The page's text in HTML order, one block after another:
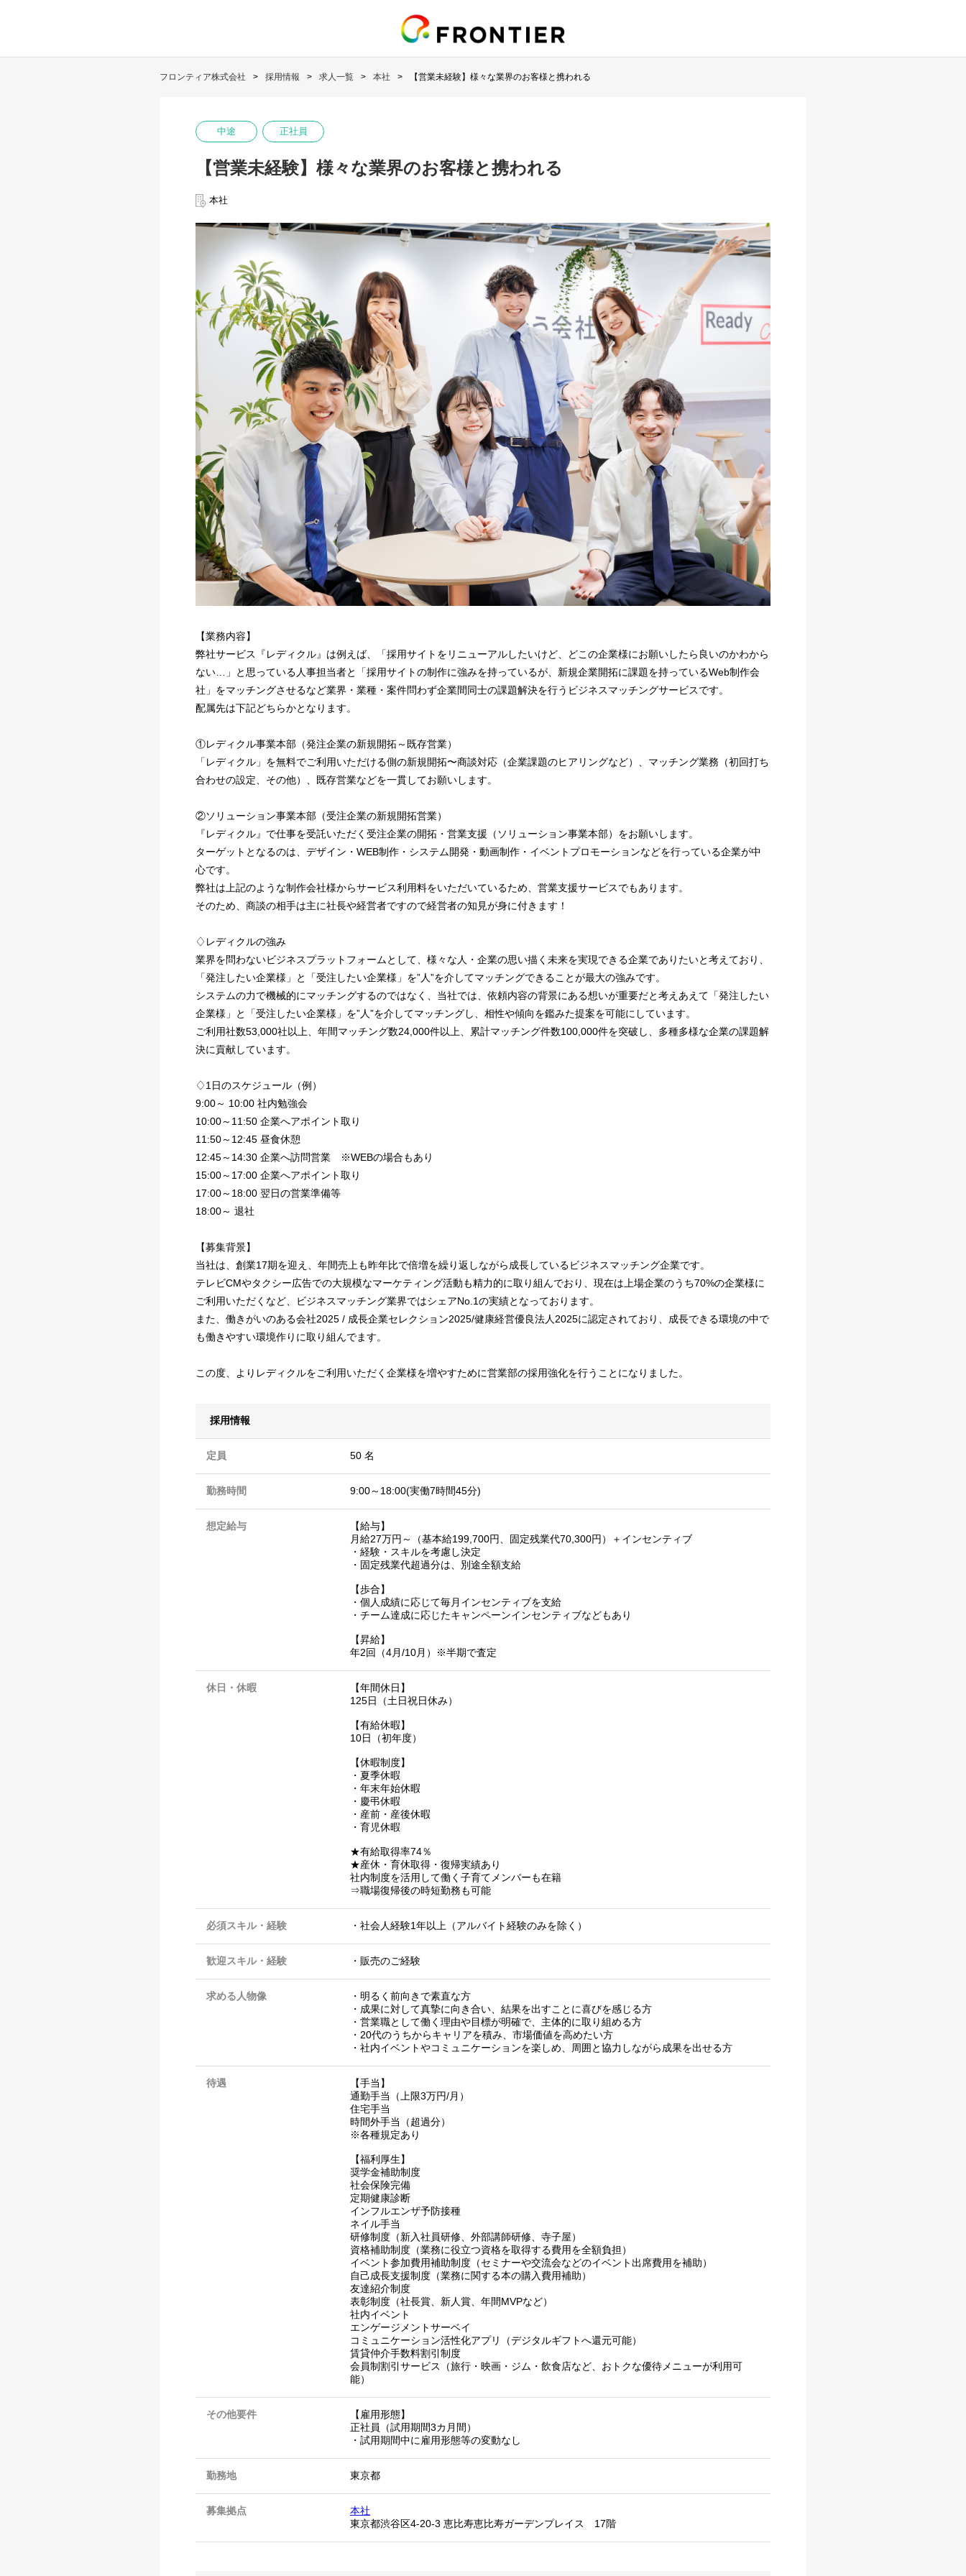
フロンティア株式会社 採用情報 求人一覧 本社 【営業未経験】様々な業界のお客様と携われる
中途 正社員
【営業未経験】様々な業界のお客様と携われる
本社
【業務内容】
弊社サービス『レディクル』は例えば、「採用サイトをリニューアルしたいけど、どこの企業様にお願いしたら良いのかわから
ない…」と思っている人事担当者と「採用サイトの制作に強みを持っているが、新規企業開拓に課題を持っているWeb制作会
社」をマッチングさせるなど業界・業種・案件問わず企業間同士の課題解決を行うビジネスマッチングサービスです。
配属先は下記どちらかとなります。
①レディクル事業本部（発注企業の新規開拓～既存営業）
「レディクル」を無料でご利用いただける側の新規開拓〜商談対応（企業課題のヒアリングなど）、マッチング業務（初回打ち
合わせの設定、その他）、既存営業などを一貫してお願いします。
②ソリューション事業本部（受注企業の新規開拓営業）
『レディクル』で仕事を受託いただく受注企業の開拓・営業支援（ソリューション事業本部）をお願いします。
ターゲットとなるのは、デザイン・WEB制作・システム開発・動画制作・イベントプロモーションなどを行っている企業が中
心です。
弊社は上記のような制作会社様からサービス利用料をいただいているため、営業支援サービスでもあります。
そのため、商談の相手は主に社長や経営者ですので経営者の知見が身に付きます！
♢レディクルの強み
業界を問わないビジネスプラットフォームとして、様々な人・企業の思い描く未来を実現できる企業でありたいと考えており、
「発注したい企業様」と「受注したい企業様」を”人”を介してマッチングできることが最大の強みです。
システムの力で機械的にマッチングするのではなく、当社では、依頼内容の背景にある想いが重要だと考えあえて「発注したい
企業様」と「受注したい企業様」を”人”を介してマッチングし、相性や傾向を鑑みた提案を可能にしています。
ご利用社数53,000社以上、年間マッチング数24,000件以上、累計マッチング件数100,000件を突破し、多種多様な企業の課題解
決に貢献しています。
♢1日のスケジュール（例）
9:00～ 10:00 社内勉強会
10:00～11:50 企業へアポイント取り
11:50～12:45 昼食休憩
12:45～14:30 企業へ訪問営業 ※WEBの場合もあり
15:00～17:00 企業へアポイント取り
17:00～18:00 翌日の営業準備等
18:00～ 退社
【募集背景】
当社は、創業17期を迎え、年間売上も昨年比で倍増を繰り返しながら成長しているビジネスマッチング企業です。
テレビCMやタクシー広告での大規模なマーケティング活動も精力的に取り組んでおり、現在は上場企業のうち70%の企業様に
ご利用いただくなど、ビジネスマッチング業界ではシェアNo.1の実績となっております。
また、働きがいのある会社2025 / 成長企業セレクション2025/健康経営優良法人2025に認定されており、成長できる環境の中で
も働きやすい環境作りに取り組んでます。
この度、よりレディクルをご利用いただく企業様を増やすために営業部の採用強化を行うことになりました。
採用情報
定員 50 名
勤務時間 9:00～18:00(実働7時間45分)
想定給与
【給与】
月給27万円～（基本給199,700円、固定残業代70,300円）＋インセンティブ
・経験・スキルを考慮し決定
・固定残業代超過分は、別途全額支給
【歩合】
・個人成績に応じて毎月インセンティブを支給
・チーム達成に応じたキャンペーンインセンティブなどもあり
【昇給】
年2回（4月/10月）※半期で査定
休日・休暇
【年間休日】
125日（土日祝日休み）
【有給休暇】
10日（初年度）
【休暇制度】
・夏季休暇
・年末年始休暇
・慶弔休暇
・産前・産後休暇
・育児休暇
★有給取得率74％
★産休・育休取得・復帰実績あり
社内制度を活用して働く子育てメンバーも在籍
⇒職場復帰後の時短勤務も可能
必須スキル・経験 ・社会人経験1年以上（アルバイト経験のみを除く）
歓迎スキル・経験 ・販売のご経験
求める人物像
・明るく前向きで素直な方
・成果に対して真摯に向き合い、結果を出すことに喜びを感じる方
・営業職として働く理由や目標が明確で、主体的に取り組める方
・20代のうちからキャリアを積み、市場価値を高めたい方
・社内イベントやコミュニケーションを楽しめ、周囲と協力しながら成果を出せる方
待遇
【手当】
通勤手当（上限3万円/月）
住宅手当
時間外手当（超過分）
※各種規定あり
【福利厚生】
奨学金補助制度
社会保険完備
定期健康診断
インフルエンザ予防接種
ネイル手当
研修制度（新入社員研修、外部講師研修、寺子屋）
資格補助制度（業務に役立つ資格を取得する費用を全額負担）
イベント参加費用補助制度（セミナーや交流会などのイベント出席費用を補助）
自己成長支援制度（業務に関する本の購入費用補助）
友達紹介制度
表彰制度（社長賞、新人賞、年間MVPなど）
社内イベント
エンゲージメントサーベイ
コミュニケーション活性化アプリ（デジタルギフトへ還元可能）
賃貸仲介手数料割引制度
会員制割引サービス（旅行・映画・ジム・飲食店など、おトクな優待メニューが利用可
能）
その他要件
【雇用形態】
正社員（試用期間3カ月間）
・試用期間中に雇用形態等の変動なし
勤務地 東京都
募集拠点
本社
東京都渋谷区4-20-3 恵比寿恵比寿ガーデンプレイス 17階